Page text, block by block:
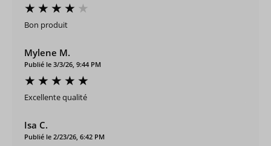
Bon produit
Mylene M.
Publié le 3/3/26, 9:44 PM
Excellente qualité
Isa C.
Publié le 2/23/26, 6:42 PM